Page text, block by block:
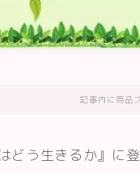
記事内に商品
どう生きるか』に